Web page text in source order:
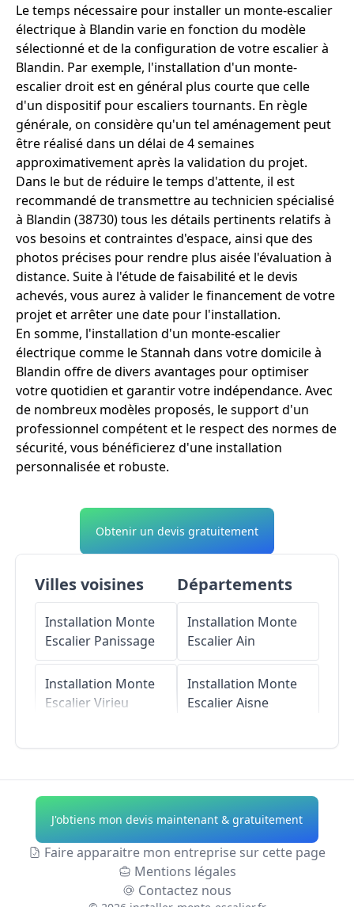
Le temps nécessaire pour installer un monte-escalier
électrique à Blandin varie en fonction du modèle
sélectionné et de la configuration de votre escalier à
Blandin. Par exemple, l'installation d'un monte-
escalier droit est en général plus courte que celle
d'un dispositif pour escaliers tournants. En règle
générale, on considère qu'un tel aménagement peut
être réalisé dans un délai de 4 semaines
approximativement après la validation du projet.
Dans le but de réduire le temps d'attente, il est
recommandé de transmettre au technicien spécialisé
à Blandin (38730) tous les détails pertinents relatifs à
vos besoins et contraintes d'espace, ainsi que des
photos précises pour rendre plus aisée l'évaluation à
distance. Suite à l'étude de faisabilité et le devis
achevés, vous aurez à valider le financement de votre
projet et arrêter une date pour l'installation.
En somme, l'installation d'un monte-escalier
électrique comme le Stannah dans votre domicile à
Blandin offre de divers avantages pour optimiser
votre quotidien et garantir votre indépendance. Avec
de nombreux modèles proposés, le support d'un
professionnel compétent et le respect des normes de
sécurité, vous bénéficierez d'une installation
personnalisée et robuste.
Obtenir un devis gratuitement
Villes voisines
Installation Monte
Escalier Panissage
Installation Monte
EscalierVirieu
Installation Monte
EscalierBurcin
Installation Monte
Le Pin
Départements
Installation Monte
EscalierAin
Installation Monte
EscalierAisne
Installation Monte
EscalierAlpes-de-
Haute-Provence
Installation Monte
J'obtiens mon devis maintenant & gratuitement
Faire apparaitre mon entreprise sur cette page
Mentions légales
Contactez nous